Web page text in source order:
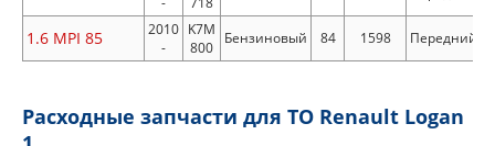
1.6 MPI 85
2010
-
K7M
800
Бензиновый 84 1598 Передний
Расходные запчасти для ТО Renault Logan